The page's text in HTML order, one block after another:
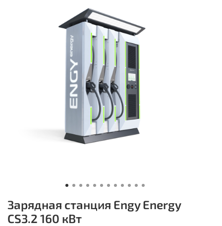
Зарядная станция Engy Energy
CS3.2 160 кВт